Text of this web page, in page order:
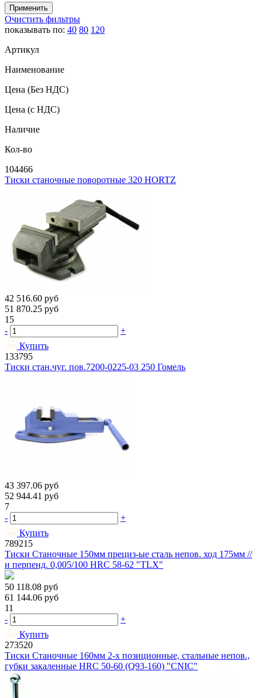
Очистить фильтры
показывать по: 40 80 120
Артикул
Наименование
Цена (Без НДС)
Цена (с НДС)
Наличие
Кол-во
104466
Тиски станочные поворотные 320 HORTZ
42 516.60 руб
51 870.25 руб
15
-
+
Купить
133795
Тиски стан.чуг. пов.7200-0225-03 250 Гомель
43 397.06 руб
52 944.41 руб
7
-
+
Купить
789215
Тиски Станочные 150мм прециз-ые сталь непов. ход 175мм //
и перпенд. 0,005/100 HRС 58-62 "TLX"
50 118.08 руб
61 144.06 руб
11
-
+
Купить
273520
Тиски Станочные 160мм 2-х позиционные, стальные непов.,
губки закаленные HRC 50-60 (Q93-160) "CNIC"